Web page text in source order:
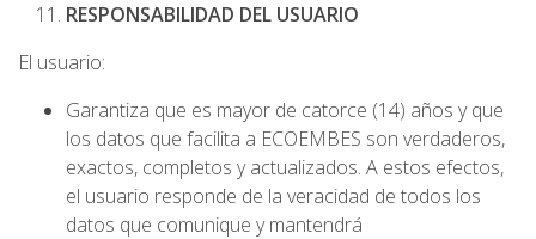
RESPONSABILIDAD DEL USUARIO
El usuario:
Garantiza que es mayor de catorce (14) años y que
los datos que facilita a ECOEMBES son verdaderos,
exactos, completos y actualizados. A estos efectos,
el usuario responde de la veracidad de todos los
datos que comunique y mantendrá